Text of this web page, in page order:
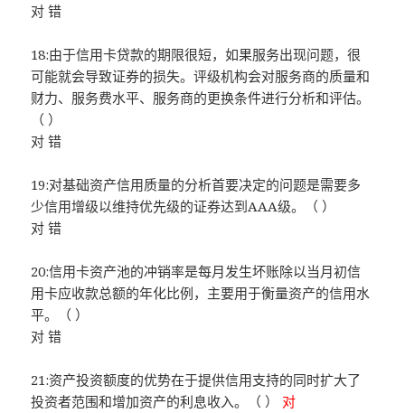
对 错
18:由于信用卡贷款的期限很短，如果服务出现问题，很
可能就会导致证券的损失。评级机构会对服务商的质量和
财力、服务费水平、服务商的更换条件进行分析和评估。
（ ）
对 错
19:对基础资产信用质量的分析首要决定的问题是需要多
少信用增级以维持优先级的证券达到AAA级。（ ）
对 错
20:信用卡资产池的冲销率是每月发生坏账除以当月初信
用卡应收款总额的年化比例，主要用于衡量资产的信用水
平。（ ）
对 错
21:资产投资额度的优势在于提供信用支持的同时扩大了
投资者范围和增加资产的利息收入。（ ） 对